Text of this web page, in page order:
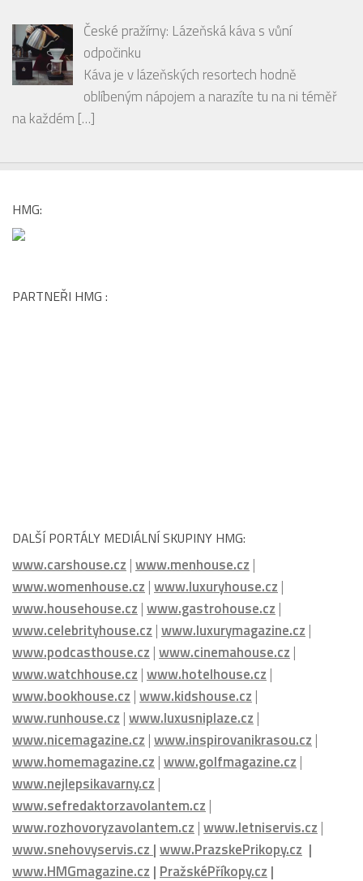
České pražírny: Lázeňská káva s vůní
odpočinku
Káva je v lázeňských resortech hodně
oblíbeným nápojem a narazíte tu na ni téměř
na každém […]
HMG:
PARTNEŘI HMG :
DALŠÍ PORTÁLY MEDIÁLNÍ SKUPINY HMG:
www.carshouse.cz|www.menhouse.cz|
www.womenhouse.cz|www.luxuryhouse.cz|
www.househouse.cz|www.gastrohouse.cz|
www.celebrityhouse.cz|www.luxurymagazine.cz|
www.podcasthouse.cz|www.cinemahouse.cz|
www.watchhouse.cz|www.hotelhouse.cz|
www.bookhouse.cz|www.kidshouse.cz|
www.runhouse.cz|www.luxusniplaze.cz|
www.nicemagazine.cz|www.inspirovanikrasou.cz|
www.homemagazine.cz|www.golfmagazine.cz|
www.nejlepsikavarny.cz|
www.sefredaktorzavolantem.cz|
www.rozhovoryzavolantem.cz|www.letniservis.cz|
www.snehovyservis.cz|www.PrazskePrikopy.cz |
www.HMGmagazine.cz|PražskéPříkopy.cz|